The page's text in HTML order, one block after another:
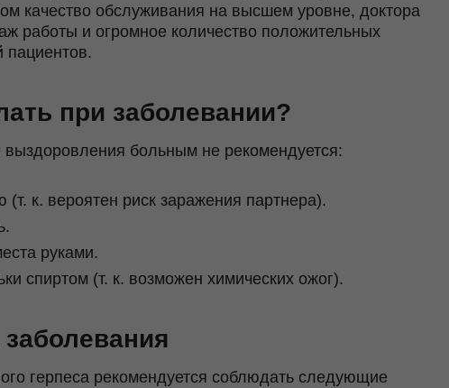
качество обслуживания на высшем уровне, доктора
работы и огромное количество положительных
пациентов.
при заболевании?
выздоровления больным не рекомендуется:
к. вероятен риск заражения партнера).
руками.
спиртом (т. к. возможен химических ожог).
герпеса рекомендуется соблюдать следующие